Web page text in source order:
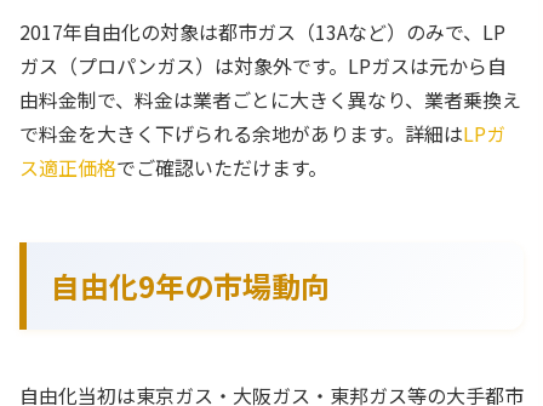
2017年自由化の対象は都市ガス（13Aなど）のみで、LP
ガス（プロパンガス）は対象外です。LPガスは元から自
由料金制で、料金は業者ごとに大きく異なり、業者乗換え
で料金を大きく下げられる余地があります。詳細はLPガ
ス適正価格でご確認いただけます。
自由化9年の市場動向
自由化当初は東京ガス・大阪ガス・東邦ガス等の大手都市